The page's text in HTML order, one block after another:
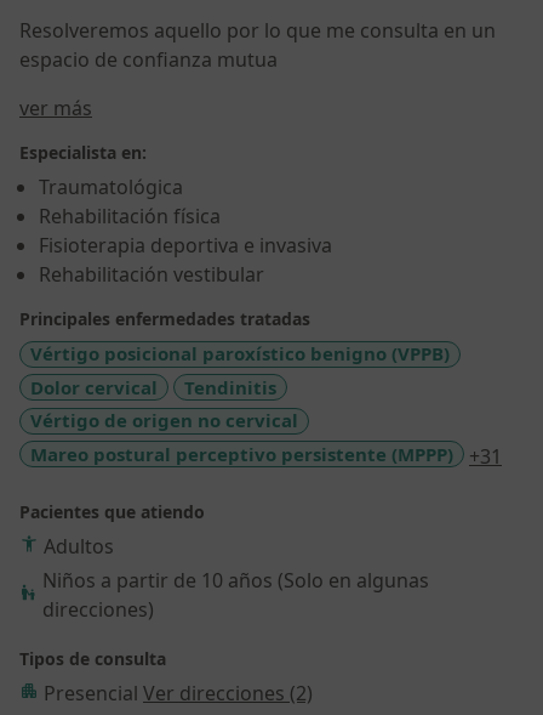
Resolveremos aquello por lo que me consulta en un
espacio de confianza mutua
ver más
Especialista en:
Traumatológica
Rehabilitación física
Fisioterapia deportiva e invasiva
Rehabilitación vestibular
Principales enfermedades tratadas
Vértigo posicional paroxístico benigno (VPPB)
Dolor cervical
Tendinitis
Vértigo de origen no cervical
Mareo postural perceptivo persistente (MPPP)
+31
Pacientes que atiendo
Adultos
Niños a partir de 10 años (Solo en algunas
direcciones)
Tipos de consulta
Presencial Ver direcciones (2)